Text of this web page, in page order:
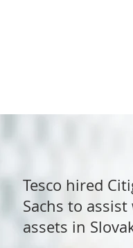
Tesco hired
Sachs to
assets in